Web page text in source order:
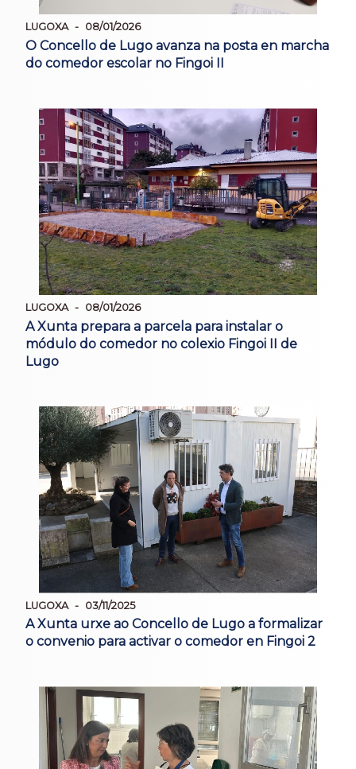
LUGOXA 08/01/2026
O Concello de Lugo avanza na posta en marcha
do comedor escolar no Fingoi II
LUGOXA 08/01/2026
A Xunta prepara a parcela para instalar o
módulo do comedor no colexio Fingoi II de
Lugo
LUGOXA 03/11/2025
A Xunta urxe ao Concello de Lugo a formalizar
o convenio para activar o comedor en Fingoi 2